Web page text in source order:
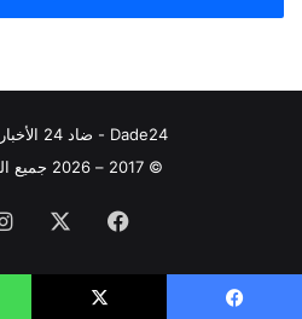
Dade24 - ضاد 24 الأخبار على مدار اليوم
© 2017 – 2026 جميع الحقوق محفوظة
فيسبوك